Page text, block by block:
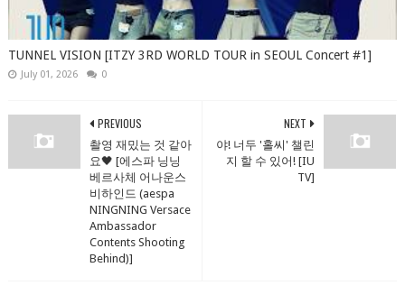
TUNNEL VISION [ITZY 3RD WORLD TOUR in SEOUL Concert #1]
July 01, 2026 0
NEXT
야! 너두 '홀씨' 챌린
지 할 수 있어! [IU
TV]
PREVIOUS
촬영 재밌는 것 같아
요🖤 [에스파 닝닝
베르사체 어나운스
비하인드 (aespa
NINGNING Versace
Ambassador
Contents Shooting
Behind)]